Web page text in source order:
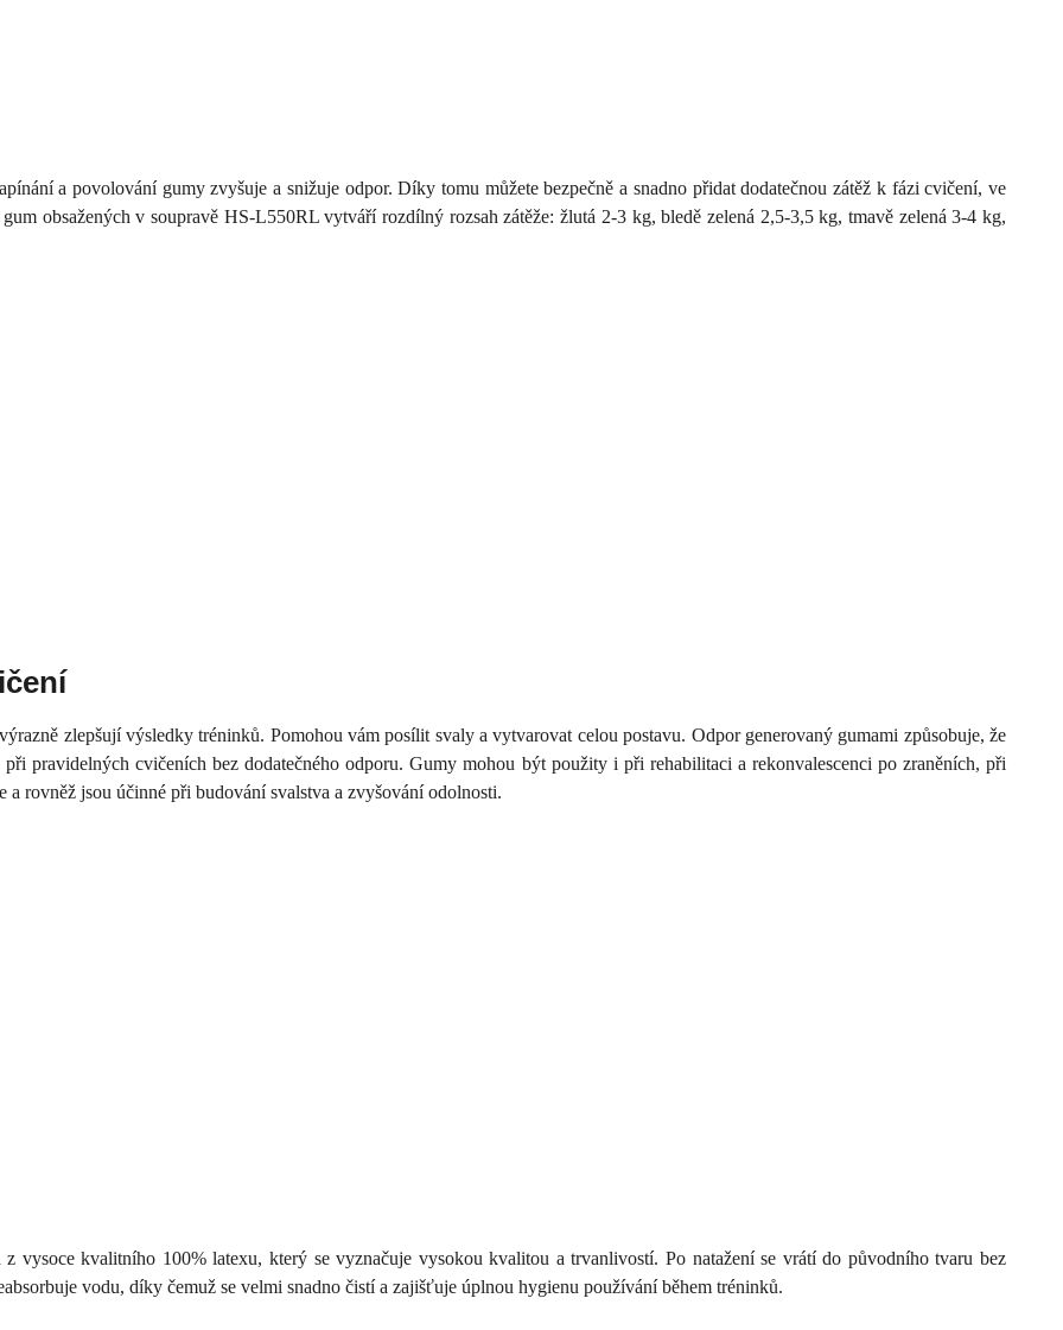
a povolování gumy zvyšuje a snižuje odpor. Díky tomu můžete bezpečně a snadno přidat dodatečnou zátěž k fázi cvičení, ve
obsažených v soupravě HS-L550RL vytváří rozdílný rozsah zátěže: žlutá 2-3 kg, bledě zelená 2,5-3,5 kg, tmavě zelená 3-4 kg,
zlepšují výsledky tréninků. Pomohou vám posílit svaly a vytvarovat celou postavu. Odpor generovaný gumami způsobuje, že
pravidelných cvičeních bez dodatečného odporu. Gumy mohou být použity i při rehabilitaci a rekonvalescenci po zraněních, při
a rovněž jsou účinné při budování svalstva a zvyšování odolnosti.
vysoce kvalitního 100% latexu, který se vyznačuje vysokou kvalitou a trvanlivostí. Po natažení se vrátí do původního tvaru bez
vodu, díky čemuž se velmi snadno čistí a zajišťuje úplnou hygienu používání během tréninků.